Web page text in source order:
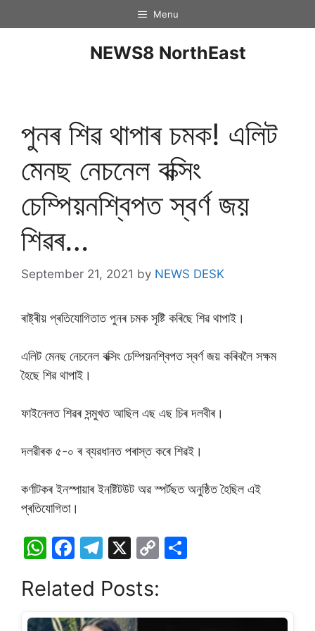
Menu
NEWS8 NorthEast
পুনৰ শিৱ থাপাৰ চমক! এলিট
মেনছ নেচনেল বক্সিং
চেম্পিয়নশ্বিপত স্বৰ্ণ জয়
শিৱৰ…
September 21, 2021 by NEWS DESK
ৰাষ্ট্ৰীয় প্ৰতিযোগিতাত পুনৰ চমক সৃষ্টি কৰিছে শিৱ থাপাই।
এলিট মেনছ নেচনেল বক্সিং চেম্পিয়নশ্বিপত স্বৰ্ণ জয় কৰিবলৈ সক্ষম
হৈছে শিৱ থাপাই।
ফাইনেলত শিৱৰ সন্মুখত আছিল এছ এছ চিৰ দলবীৰ।
দলৱীৰক ৫-০ ৰ ব্যৱধানত পৰাস্ত কৰে শিৱই।
কৰ্ণাটকৰ ইনস্পায়াৰ ইনষ্টিটউট অৱ স্পৰ্টছত অনুষ্ঠিত হৈছিল এই
প্ৰতিযোগিতা।
W
at
s
F
c
e
T
e
gr
X
C
y e
Related Posts: